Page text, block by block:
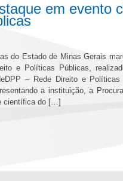
em evento
do Estado de Minas Gerais
e Políticas Públicas,
– Rede Direito e Políticas
a instituição, a
científica do […]